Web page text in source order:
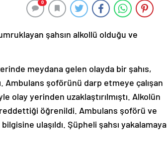
0
şahsın alkollü olduğu ve
meydana gelen olayda bir şahıs,
Ambulans şoförünü darp etmeye çalışan
olay yerinden uzaklaştırılmıştı. Alkolün
öğrenildi. Ambulans şoförü ve
bilgisine ulaşıldı. Şüpheli şahsı yakalamaya